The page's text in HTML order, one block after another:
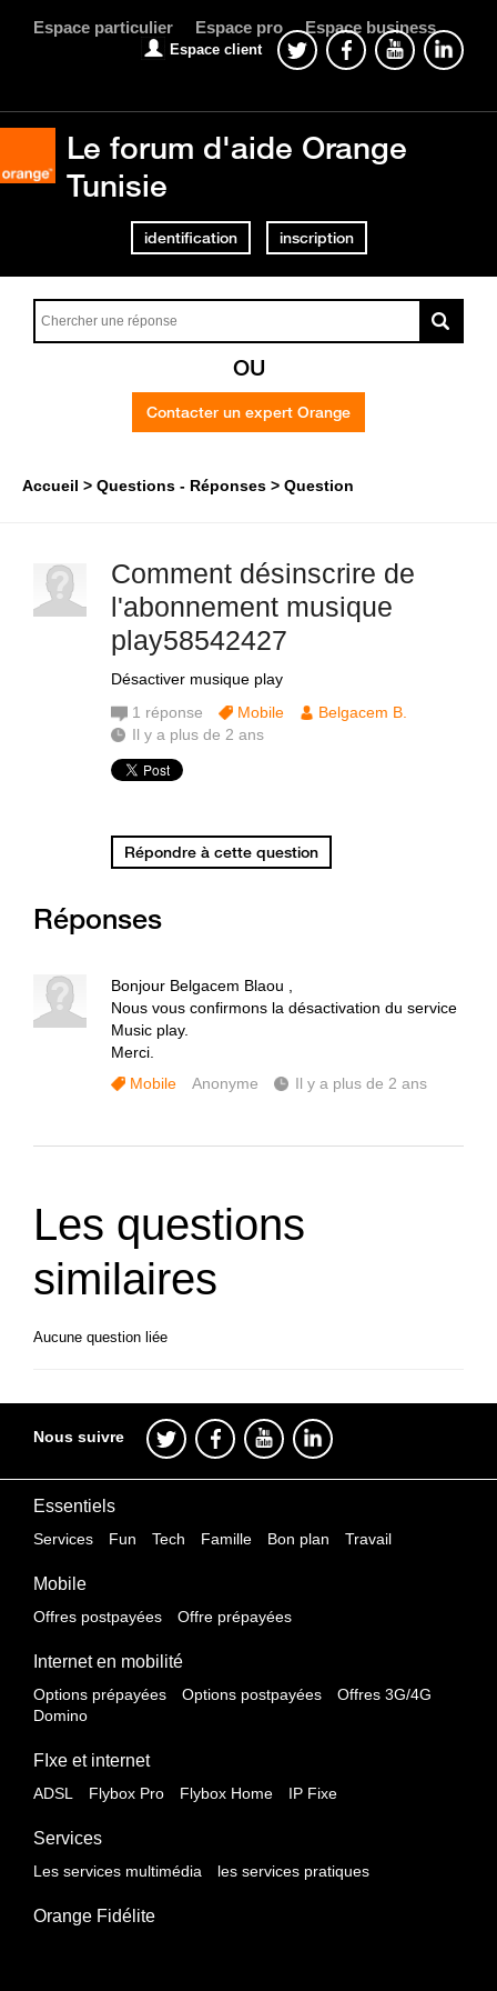
Espace particulier Espace pro Espace business
Espace client
Le forum d'aide Orange
Tunisie
identification inscription
OU
Contacter un expert Orange
Accueil Questions - Réponses Question
Comment désinscrire de
l'abonnement musique
play58542427
Désactiver musique play
1 réponse Mobile
Belgacem B.
Il y a plus de 2 ans
Répondre à cette question
Réponses
Bonjour Belgacem Blaou ,
Nous vous confirmons la désactivation du service
Music play.
Merci.
Mobile
Anonyme Il y a plus de 2 ans
Les questions
similaires
Aucune question liée
Nous suivre
Essentiels
Services Fun Tech Famille Bon plan Travail
Mobile
Offres postpayées Offre prépayées
Internet en mobilité
Options prépayées Options postpayées
Offres 3G/4G
Domino
FIxe et internet
ADSL Flybox Pro Flybox Home IP Fixe
Services
Les services multimédia les services pratiques
Orange Fidélite